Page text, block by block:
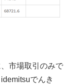
市場取引のみで
でんき